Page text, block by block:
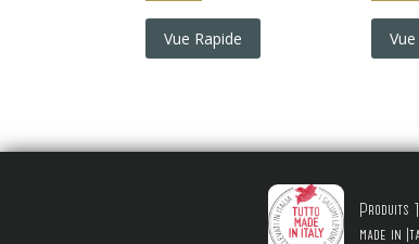
Vue Rapide
Produits
made in